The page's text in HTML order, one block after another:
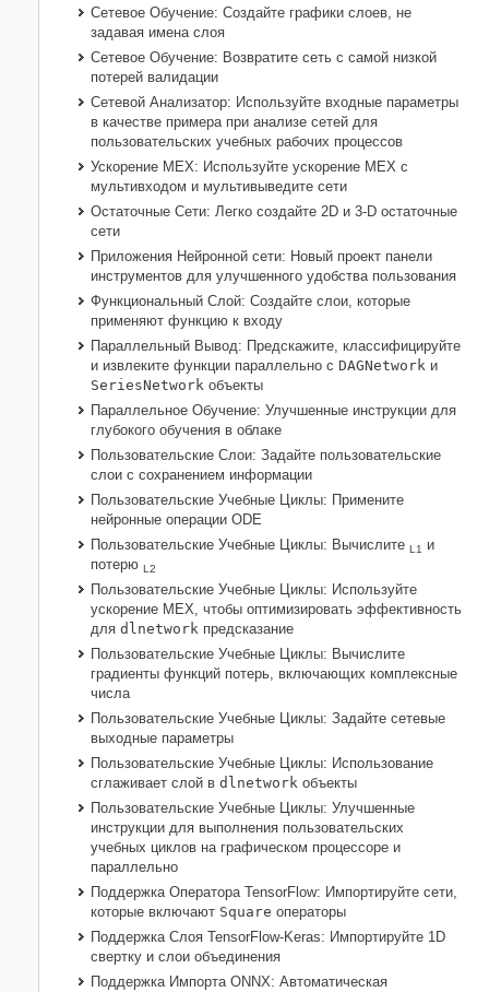
Сетевое Обучение: Создайте графики слоев, не
задавая имена слоя
Сетевое Обучение: Возвратите сеть с самой низкой
потерей валидации
Сетевой Анализатор: Используйте входные параметры
в качестве примера при анализе сетей для
пользовательских учебных рабочих процессов
Ускорение MEX: Используйте ускорение MEX с
мультивходом и мультивыведите сети
Остаточные Сети: Легко создайте 2D и 3-D остаточные
сети
Приложения Нейронной сети: Новый проект панели
инструментов для улучшенного удобства пользования
Функциональный Слой: Создайте слои, которые
применяют функцию к входу
Параллельный Вывод: Предскажите, классифицируйте
и извлеките функции параллельно с DAGNetwork и
SeriesNetwork объекты
Параллельное Обучение: Улучшенные инструкции для
глубокого обучения в облаке
Пользовательские Слои: Задайте пользовательские
слои с сохранением информации
Пользовательские Учебные Циклы: Примените
нейронные операции ODE
Пользовательские Учебные Циклы: Вычислите L1
и
потерю L2
Пользовательские Учебные Циклы: Используйте
ускорение MEX, чтобы оптимизировать эффективность
для dlnetwork предсказание
Пользовательские Учебные Циклы: Вычислите
градиенты функций потерь, включающих комплексные
числа
Пользовательские Учебные Циклы: Задайте сетевые
выходные параметры
Пользовательские Учебные Циклы: Использование
сглаживает слой в dlnetwork объекты
Пользовательские Учебные Циклы: Улучшенные
инструкции для выполнения пользовательских
учебных циклов на графическом процессоре и
параллельно
Поддержка Оператора TensorFlow: Импортируйте сети,
которые включают Square операторы
Поддержка Слоя TensorFlow-Keras: Импортируйте 1D
свертку и слои объединения
Поддержка Импорта ONNX: Автоматическая